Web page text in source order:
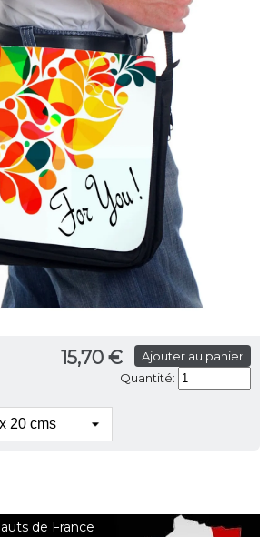
15,70 €
Ajouter au panier
Quantité:
de France